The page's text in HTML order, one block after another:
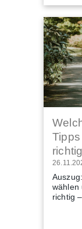
wählen
richtig